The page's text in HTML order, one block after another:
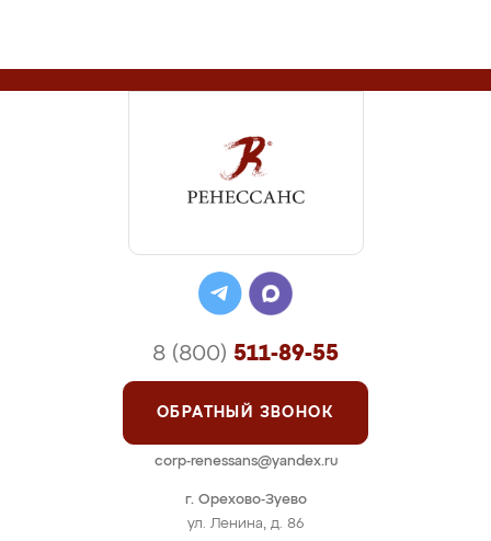
г. Орехово-Зуево
ул. Ленина, д. 86
8 (800) 511-89-55
ОБРАТНЫЙ ЗВОНОК
corp-renessans@yandex.ru